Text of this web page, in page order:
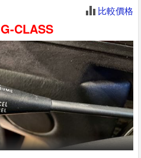
比較價格
G-CLASS